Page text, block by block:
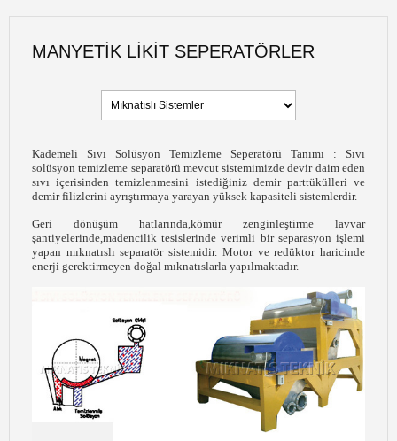
MANYETIK LIKIT SEPERATÖRLER
Kademeli Sıvı Solüsyon Temizleme Seperatörü Tanımı : Sıvı
solüsyon temizleme separatörü mevcut sistemimizde devir daim eden
sıvı içerisinden temizlenmesini istediğiniz demir parttükülleri ve
demir filizlerini ayrıştırmaya yarayan yüksek kapasiteli sistemlerdir.
Geri dönüşüm hatlarında,kömür zenginleştirme lavvar
şantiyelerinde,madencilik tesislerinde verimli bir separasyon işlemi
yapan mıknatıslı separatör sistemidir. Motor ve redüktor haricinde
enerji gerektirmeyen doğal mıknatıslarla yapılmaktadır.